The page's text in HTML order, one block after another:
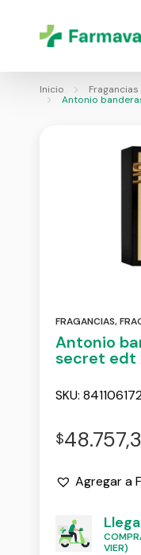
Inicio Fragancias
Antonio
FRAGANCIAS,
Antonio
secret edt
SKU:
$
Agregar a
VIER)